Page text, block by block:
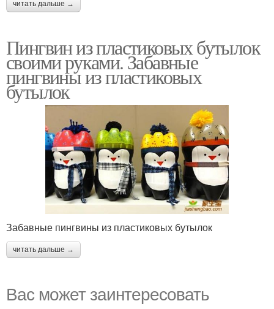
читать дальше →
Пингвин из пластиковых бутылок
своими руками. Забавные
пингвины из пластиковых
бутылок
Забавные пингвины из пластиковых бутылок
читать дальше →
Вас может заинтересовать